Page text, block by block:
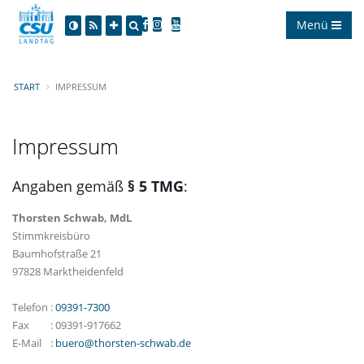
Menü
START IMPRESSUM
Impressum
Angaben gemäß § 5 TMG:
Thorsten Schwab, MdL
Stimmkreisbüro
Baumhofstraße 21
97828 Marktheidenfeld
Telefon :09391-7300
Fax
:09391-917662
E-Mail
: buero@thorsten-schwab.de